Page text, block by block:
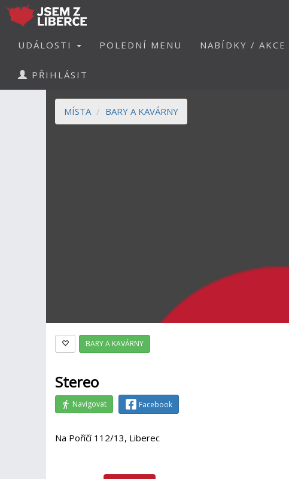
UDÁLOSTI POLEDNÍ MENU NABÍDKY / AKCE
PŘIHLÁSIT
MÍSTA BARY A KAVÁRNY
BARY A KAVÁRNY
Stereo
Navigovat Facebook
Na Poříčí 112/13, Liberec